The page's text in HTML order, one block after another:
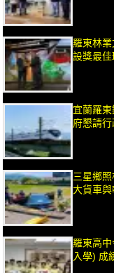
羅東林
設獎最
宜蘭羅
府懇請
三星鄉
大貨車
羅東高
入學)